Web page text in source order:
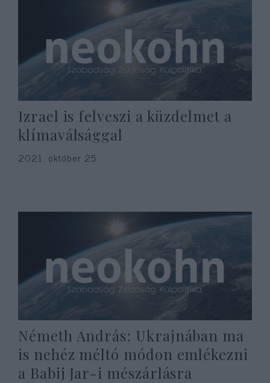
Izrael is felveszi a küzdelmet a
klímaválsággal
2021. október 25.
Németh András: Ukrajnában ma
is nehéz méltó módon emlékezni
a Babij Jar-i mészárlásra